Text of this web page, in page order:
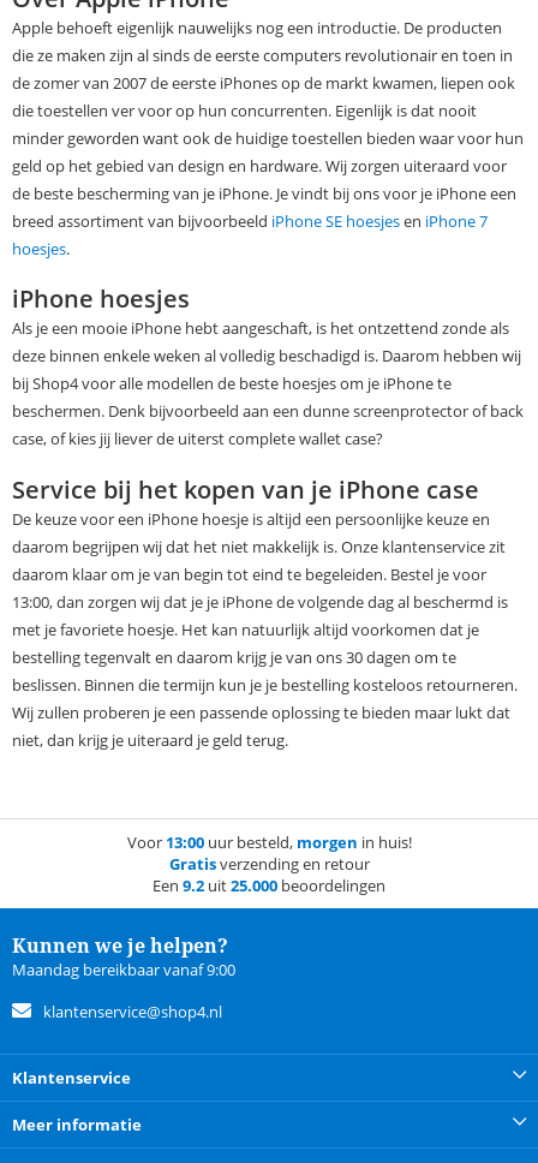
Apple behoeft eigenlijk nauwelijks nog een introductie. De producten
die ze maken zijn al sinds de eerste computers revolutionair en toen in
de zomer van 2007 de eerste iPhones op de markt kwamen, liepen ook
die toestellen ver voor op hun concurrenten. Eigenlijk is dat nooit
minder geworden want ook de huidige toestellen bieden waar voor hun
geld op het gebied van design en hardware. Wij zorgen uiteraard voor
de beste bescherming van je iPhone. Je vindt bij ons voor je iPhone een
breed assortiment van bijvoorbeeld iPhone SE hoesjesen iPhone 7
hoesjes.
iPhone hoesjes
Als je een mooie iPhone hebt aangeschaft, is het ontzettend zonde als
deze binnen enkele weken al volledig beschadigd is. Daarom hebben wij
bij Shop4 voor alle modellen de beste hoesjes om je iPhone te
beschermen. Denk bijvoorbeeld aan een dunne screenprotector of back
case, of kies jij liever de uiterst complete wallet case?
Service bij het kopen van je iPhone case
De keuze voor een iPhone hoesje is altijd een persoonlijke keuze en
daarom begrijpen wij dat het niet makkelijk is. Onze klantenservice zit
daarom klaar om je van begin tot eind te begeleiden. Bestel je voor
13:00, dan zorgen wij dat je je iPhone de volgende dag al beschermd is
met je favoriete hoesje. Het kan natuurlijk altijd voorkomen dat je
bestelling tegenvalt en daarom krijg je van ons 30 dagen om te
beslissen. Binnen die termijn kun je je bestelling kosteloos retourneren.
Wij zullen proberen je een passende oplossing te bieden maar lukt dat
niet, dan krijg je uiteraard je geld terug.
Voor 13:00uur besteld, morgen in huis!
Gratisverzending en retour
Een 9.2 uit25.000 beoordelingen
Kunnen we je helpen?
Maandag bereikbaar vanaf 9:00
klantenservice@shop4.nl
Klantenservice
Meer informatie